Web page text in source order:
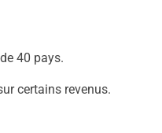
40 pays.
certains revenus.